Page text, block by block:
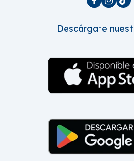
Descárgate